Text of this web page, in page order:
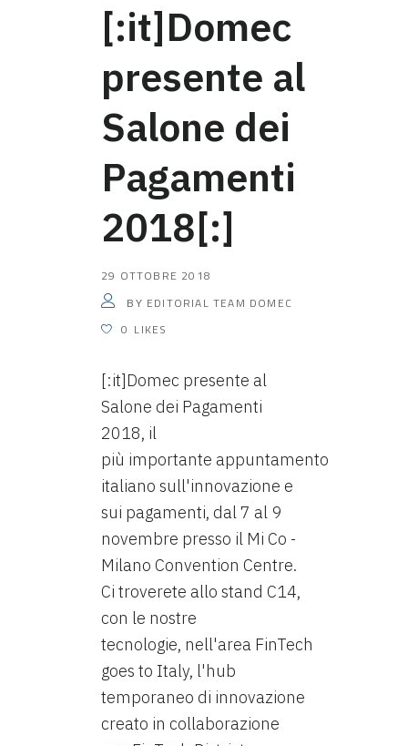
[:it]Domec
presente al
Salone dei
Pagamenti
2018[:]
29 OTTOBRE 2018
BY EDITORIAL TEAM DOMEC
0 LIKES
[:it]Domec presente al
Salone dei Pagamenti
2018, il
più importante appuntamento
italiano sull'innovazione e
sui pagamenti, dal 7 al 9
novembre presso il Mi Co -
Milano Convention Centre.
Ci troverete allo stand C14,
con le nostre
tecnologie, nell'area FinTech
goes to Italy, l'hub
temporaneo di innovazione
creato in collaborazione